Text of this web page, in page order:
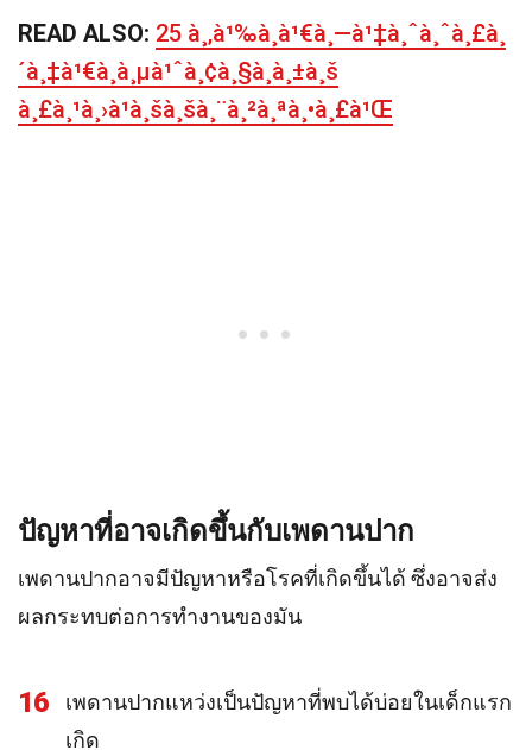
READ ALSO: 25 à¸‚à¹‰à¸­à¹€à¸—à¹‡à¸ˆà¸ˆà¸£à¸
´à¸‡à¹€à¸à¸µà¹ˆà¸¢à¸§à¸à¸±à¸š
à¸£à¸¹à¸›à¹à¸šà¸šà¸¨à¸²à¸ªà¸•à¸£à¹Œ
ปัญหาที่อาจเกิดขึ้นกับเพดานปาก
เพดานปากอาจมีปัญหาหรือโรคที่เกิดขึ้นได้ ซึ่งอาจส่ง
ผลกระทบต่อการทำงานของมัน
16
เพดานปากแหว่งเป็นปัญหาที่พบได้บ่อยในเด็กแรก
เกิด